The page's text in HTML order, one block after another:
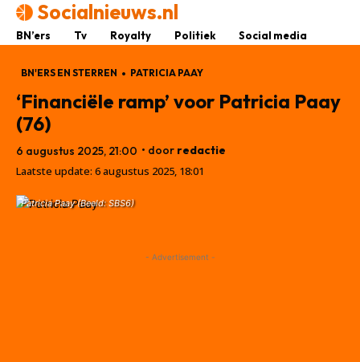
Socialnieuws.nl
BN’ers Tv Royalty Politiek Social media
BN'ERS EN STERREN PATRICIA PAAY
‘Financiële ramp’ voor Patricia Paay
(76)
6 augustus 2025, 21:00 • door redactie
Laatste update: 6 augustus 2025, 18:01
Patricia Paay (Beeld: SBS6)
- Advertisement -